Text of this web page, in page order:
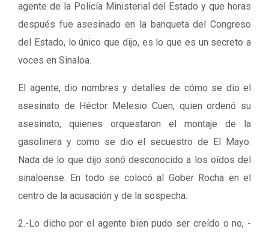
agente de la Policía Ministerial del Estado y que horas
después fue asesinado en la banqueta del Congreso
del Estado, lo único que dijo, es lo que es un secreto a
voces en Sinaloa.
El agente, dio nombres y detalles de cómo se dio el
asesinato de Héctor Melesio Cuen, quien ordenó su
asesinato, quienes orquestaron el montaje de la
gasolinera y como se dio el secuestro de El Mayo.
Nada de lo que dijo sonó desconocido a los oídos del
sinaloense. En todo se colocó al Gober Rocha en el
centro de la acusación y de la sospecha.
2.-Lo dicho por el agente bien pudo ser creído o no, -